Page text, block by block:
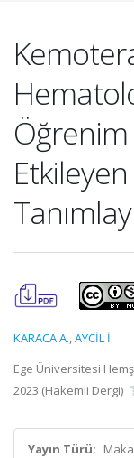
KARACA A.,AYCİL İ.
Ege Üniversitesi
2023 (Hakemli Dergi)
Yayın Türü: